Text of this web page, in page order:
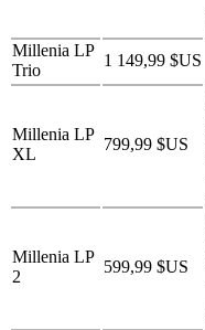
Millenia LP
Trio
1 149,99 $US
Millenia LP
XL
799,99 $US
Millenia LP
2
599,99 $US